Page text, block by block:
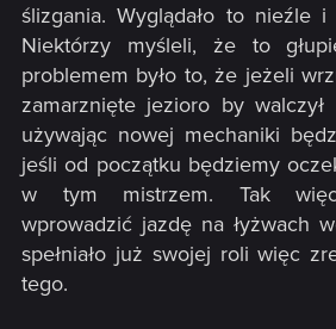
ślizgania. Wyglądało to nieźle i
Niektórzy myśleli, że to
problemem było to, że jeżeli
zamarznięte jezioro by walczył
używając nowej mechaniki
jeśli od początku będziemy
w tym mistrzem. Tak więc
wprowadzić jazdę na łyżwach
spełniało już swojej roli więc
tego.